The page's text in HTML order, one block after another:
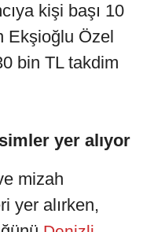
kişi başı 10
Ekşioğlu Özel
bin TL takdim
yer alıyor
mizah
yer alırken,